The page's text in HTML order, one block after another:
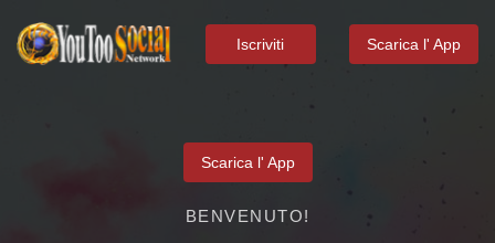
Iscriviti Scarica l' App
Scarica l' App
BENVENUTO!